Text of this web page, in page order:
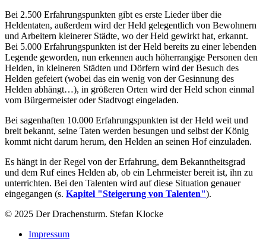
Bei 2.500 Erfahrungspunkten gibt es erste Lieder über die
Heldentaten, außerdem wird der Held gelegentlich von Bewohnern
und Arbeitern kleinerer Städte, wo der Held gewirkt hat, erkannt.
Bei 5.000 Erfahrungspunkten ist der Held bereits zu einer lebenden
Legende geworden, nun erkennen auch höherrangige Personen den
Helden, in kleineren Städten und Dörfern wird der Besuch des
Helden gefeiert (wobei das ein wenig von der Gesinnung des
Helden abhängt…), in größeren Orten wird der Held schon einmal
vom Bürgermeister oder Stadtvogt eingeladen.
Bei sagenhaften 10.000 Erfahrungspunkten ist der Held weit und
breit bekannt, seine Taten werden besungen und selbst der König
kommt nicht darum herum, den Helden an seinen Hof einzuladen.
Es hängt in der Regel von der Erfahrung, dem Bekanntheitsgrad
und dem Ruf eines Helden ab, ob ein Lehrmeister bereit ist, ihn zu
unterrichten. Bei den Talenten wird auf diese Situation genauer
eingegangen (s. Kapitel "Steigerung von Talenten").
© 2025 Der Drachensturm. Stefan Klocke
Impressum